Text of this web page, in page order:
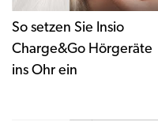
So setzen Sie Insio
Charge&Go Hörgeräte
ins Ohr ein